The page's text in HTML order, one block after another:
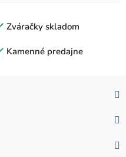
Zváračky skladom
Kamenné predajne